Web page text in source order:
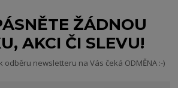
ŽÁDNOU
AKCI ČI SLEVU!
odběru newsletteru na Vás čeká ODMĚNA :-)